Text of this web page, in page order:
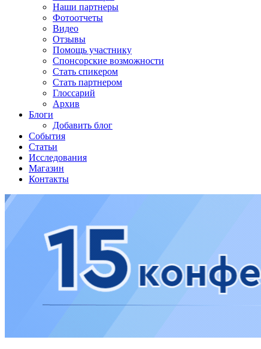
Наши партнеры
Фотоотчеты
Видео
Отзывы
Помощь участнику
Спонсорские возможности
Стать спикером
Стать партнером
Глоссарий
Архив
Блоги
Добавить блог
События
Статьи
Исследования
Магазин
Контакты